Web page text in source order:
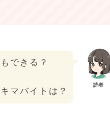
できる？
マバイトは？
読者